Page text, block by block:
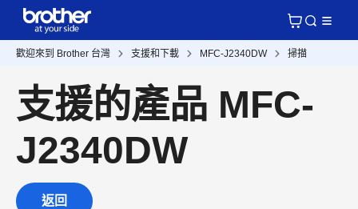
歡迎來到 Brother 台灣 支援和下載 MFC-J2340DW 掃描
支援的產品 MFC-
J2340DW
返回